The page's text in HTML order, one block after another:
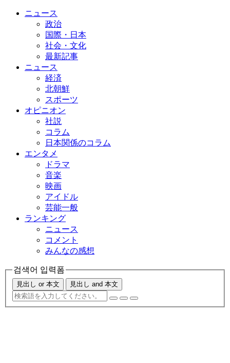
ニュース
政治
国際・日本
社会・文化
最新記事
ニュース
経済
北朝鮮
スポーツ
オピニオン
社説
コラム
日本関係のコラム
エンタメ
ドラマ
音楽
映画
アイドル
芸能一般
ランキング
ニュース
コメント
みんなの感想
검색어 입력폼
見出し or 本文 見出し and 本文